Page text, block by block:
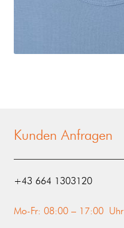
Kunden Anfragen
‭+43 664 1303120‬
Mo-Fr: 08:00 – 17:00 Uhr